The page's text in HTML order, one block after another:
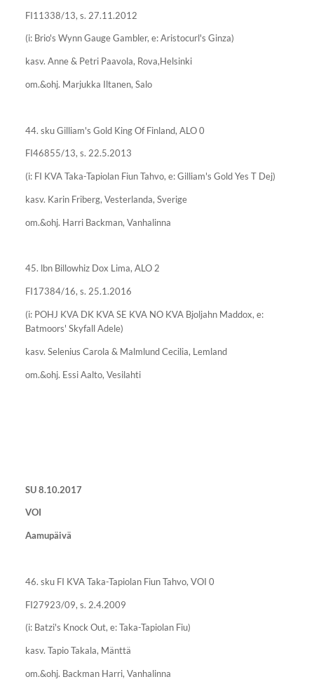
FI11338/13, s. 27.11.2012
(i: Brio's Wynn Gauge Gambler, e: Aristocurl's Ginza)
kasv. Anne & Petri Paavola, Rova,Helsinki
om.&ohj. Marjukka Iltanen, Salo
44. sku Gilliam's Gold King Of Finland, ALO 0
FI46855/13, s. 22.5.2013
(i: FI KVA Taka-Tapiolan Fiun Tahvo, e: Gilliam's Gold Yes T Dej)
kasv. Karin Friberg, Vesterlanda, Sverige
om.&ohj. Harri Backman, Vanhalinna
45. lbn Billowhiz Dox Lima, ALO 2
FI17384/16, s. 25.1.2016
(i: POHJ KVA DK KVA SE KVA NO KVA Bjoljahn Maddox, e:
Batmoors' Skyfall Adele)
kasv. Selenius Carola & Malmlund Cecilia, Lemland
om.&ohj. Essi Aalto, Vesilahti
SU 8.10.2017
VOI
Aamupäivä
46. sku FI KVA Taka-Tapiolan Fiun Tahvo, VOI 0
FI27923/09, s. 2.4.2009
(i: Batzi's Knock Out, e: Taka-Tapiolan Fiu)
kasv. Tapio Takala, Mänttä
om.&ohj. Backman Harri, Vanhalinna